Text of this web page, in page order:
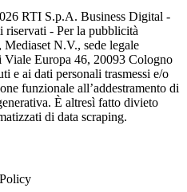
RTI S.p.A. Business Digital -
- Per la pubblicità
N.V., sede legale
Europa 46, 20093 Cologno
e ai dati personali trasmessi e/o
funzionale all’addestramento di
È altresì fatto divieto
di data scraping.